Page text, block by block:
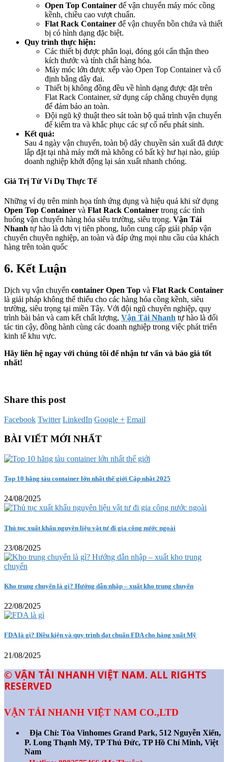
Open Top Container để vận chuyển máy móc cồng
kềnh, chiều cao vượt chuẩn.
Flat Rack Container để vận chuyển bồn chứa và thiết
bị có hình dạng đặc biệt.
Quy trình thực hiện:
Các thiết bị được phân loại, đóng gói cẩn thận theo
kích thước và tính chất hàng hóa.
Máy móc lớn được xếp vào Open Top Container và cố
định bằng dây đai.
Thiết bị không đồng đều về hình dạng được đặt trên
Flat Rack Container, sử dụng cáp chằng chuyên dụng
để đảm bảo an toàn.
Đội ngũ kỹ thuật theo sát toàn bộ quá trình vận chuyển
để kiểm tra và khắc phục các sự cố nếu phát sinh.
Kết quả:
Sau 4 ngày vận chuyển, toàn bộ dây chuyền sản xuất đã được
lắp đặt tại nhà máy mới mà không có bất kỳ hư hại nào, giúp
doanh nghiệp khởi động lại sản xuất nhanh chóng.
Giá Trị Từ Ví Dụ Thực Tế
Những ví dụ trên minh họa tính ứng dụng và hiệu quả khi sử dụng
Open Top Container và Flat Rack Container trong các tình
huống vận chuyển hàng hóa siêu trường, siêu trọng. Vận Tải
Nhanh tự hào là đơn vị tiên phong, luôn cung cấp giải pháp vận
chuyển chuyên nghiệp, an toàn và đáp ứng mọi nhu cầu của khách
hàng trên toàn quốc
6. Kết Luận
Dịch vụ vận chuyển container Open Top và Flat Rack Container
là giải pháp không thể thiếu cho các hàng hóa cồng kềnh, siêu
trường, siêu trọng tại miền Tây. Với đội ngũ chuyên nghiệp, quy
trình bài bản và cam kết chất lượng, Vận Tải Nhanh tự hào là đối
tác tin cậy, đồng hành cùng các doanh nghiệp trong việc phát triển
kinh tế khu vực.
Hãy liên hệ ngay với chúng tôi để nhận tư vấn và báo giá tốt
nhất!
Share this post
Facebook Twitter LinkedIn Google + Email
BÀI VIẾT MỚI NHẤT
Top 10 hãng tàu container lớn nhất thế giới Cập nhật 2025
24/08/2025
Thủ tục xuất khẩu nguyên liệu vật tư đi gia công nước ngoài
23/08/2025
Kho trung chuyển là gì? Hướng dẫn nhập – xuất kho trung chuyển
22/08/2025
FDA là gì? Điều kiện và quy trình đạt chuẩn FDA cho hàng xuất Mỹ
21/08/2025
© VẬN TẢI NHANH VIỆT NAM. ALL RIGHTS
RESERVED
VẬN TẢI NHANH VIỆT NAM CO.,LTD
Địa Chỉ: Tòa Vinhomes Grand Park, 512 Nguyễn Xiển,
P. Long Thạnh Mỹ, TP Thủ Đức, TP Hồ Chí Minh, Việt
Nam